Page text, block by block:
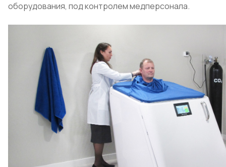
оборудования, под контролем медперсонала.